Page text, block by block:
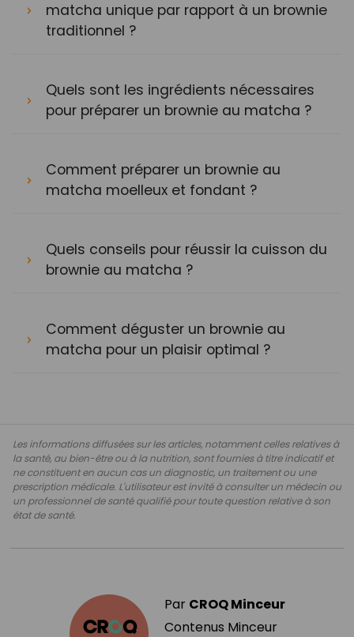
matcha unique par rapport à un brownie
traditionnel ?
Quels sont les ingrédients nécessaires
pour préparer un brownie au matcha ?
Comment préparer un brownie au
matcha moelleux et fondant ?
Quels conseils pour réussir la cuisson du
brownie au matcha ?
Comment déguster un brownie au
matcha pour un plaisir optimal ?
Les informations diffusées sur les articles, notamment celles relatives à
la santé, au bien-être ou à la nutrition, sont fournies à titre indicatif et
ne constituent en aucun cas un diagnostic, un traitement ou une
prescription médicale. L'utilisateur est invité à consulter un médecin ou
un professionnel de santé qualifié pour toute question relative à son
état de santé.
Par CROQ Minceur
Contenus Minceur